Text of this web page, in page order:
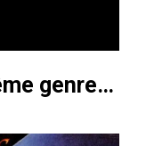
genre…